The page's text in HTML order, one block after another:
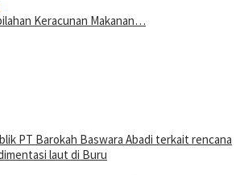
Keracunan Makanan…